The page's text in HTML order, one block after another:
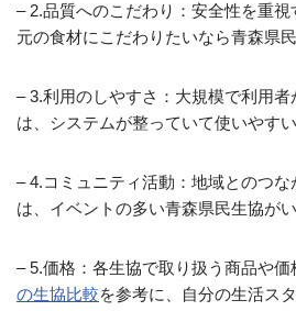
– 2.品質へのこだわり：安全性を重
元の食材にこだわりたいなら青森県
– 3.利用のしやすさ：大規模で利用者
は、システムが整っていて使いやすい
– 4.コミュニティ活動：地域とのつ
は、イベントの多い青森県民生協が
– 5.価格：各生協で取り扱う商品や価
の生協比較を参考に、自分の生活ス